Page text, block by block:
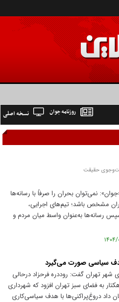
نسخه اصلی روزنامه جوان
حقیقت
نمی‌توان بحران را صرفاً با رسانه‌ها
مشخص باشد؛ تیم‌های اجرایی،
رسانه‌ها به‌عنوان واسط میان مردم و
سیاسی صورت می‌گیرد
شهر تهران گفت: رود‌دره فرحزاد درحالی
منطقه تفریحی تبدیل شد و ۴۰۰۰ هکتار به فضای سبز تهران افزود که شهرداری
داد دروغ‌پراکنی‌ها با هدف سیاسی‌کاری